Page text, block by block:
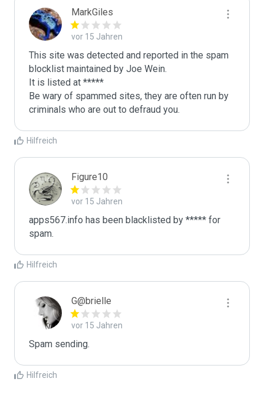
MarkGiles
vor 15 Jahren
This site was detected and reported in the spam
blocklist maintained by Joe Wein.
It is listed at *****
Be wary of spammed sites, they are often run by
criminals who are out to defraud you.
Hilfreich
Figure10
vor 15 Jahren
apps567.info has been blacklisted by ***** for
spam.
Hilfreich
G@brielle
vor 15 Jahren
Spam sending.
Hilfreich